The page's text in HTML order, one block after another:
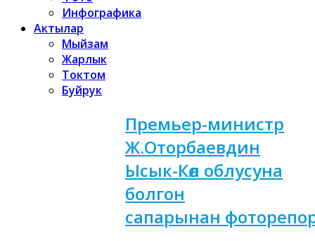
Инфографика
Актылар
Мыйзам
Жарлык
Токтом
Буйрук
Премьер-министр
Ж.Оторбаевдин
Ысык-Көл облусуна
болгон
сапарынан